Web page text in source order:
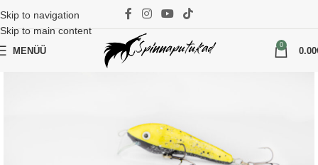
Skip to navigation
Skip to main content
MENÜÜ
0
0.00